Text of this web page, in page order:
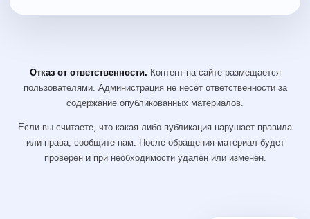
Отказ от ответственности. Контент на сайте размещается
пользователями. Администрация не несёт ответственности за
содержание опубликованных материалов.
Если вы считаете, что какая-либо публикация нарушает правила
или права, сообщите нам. После обращения материал будет
проверен и при необходимости удалён или изменён.